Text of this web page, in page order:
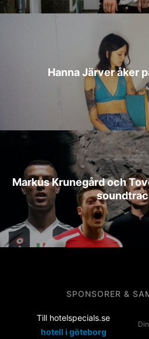
Hanna Järver åker
Markus Krunegård och
SPONSORER &
Till hotelspecials.se
hotell i göteborg